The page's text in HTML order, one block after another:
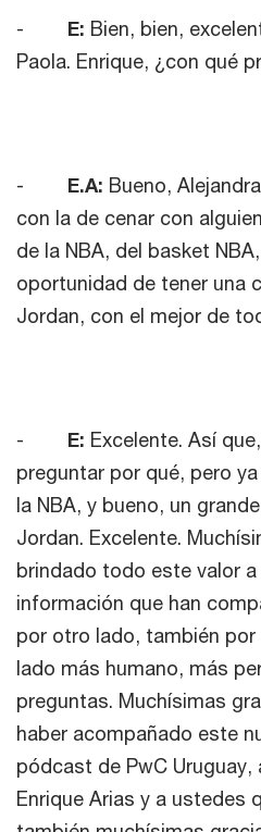
- E: Bien, bien,
Paola. Enrique, ¿con qué
- E.A: Bueno,
con la de cenar con
de la NBA, del basket
oportunidad de tener una
Jordan, con el mejor de
- E: Excelente. Así
preguntar por qué, pero
la NBA, y bueno, un
Jordan. Excelente.
brindado todo este valor
información que han
por otro lado, también
lado más humano, más
preguntas. Muchísimas
haber acompañado este
pódcast de PwC
Enrique Arias y a ustedes